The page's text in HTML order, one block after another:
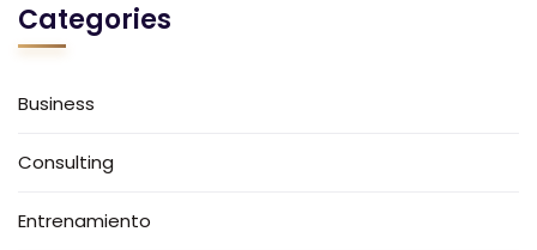
Categories
Business
Consulting
Entrenamiento